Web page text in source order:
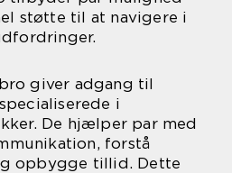
støtte til at navigere i
giver adgang til
i
De hjælper par med
forstå
opbygge tillid. Dette